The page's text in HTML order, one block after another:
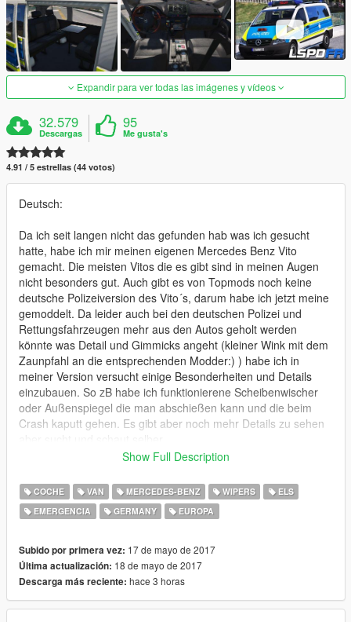
Expandir para ver todas las imágenes y vídeos
32.579
Descargas
95
Me gusta's
4.91 / 5 estrellas (44 votos)
Deutsch:
Da ich seit langen nicht das gefunden hab was ich gesucht
hatte, habe ich mir meinen eigenen Mercedes Benz Vito
gemacht. Die meisten Vitos die es gibt sind in meinen Augen
nicht besonders gut. Auch gibt es von Topmods noch keine
deutsche Polizeiversion des Vito´s, darum habe ich jetzt meine
gemoddelt. Da leider auch bei den deutschen Polizei und
Rettungsfahrzeugen mehr aus den Autos geholt werden
könnte was Detail und Gimmicks angeht (kleiner Wink mit dem
Zaunpfahl an die entsprechenden Modder:) ) habe ich in
meiner Version versucht einige Besonderheiten und Details
einzubauen. So zB habe ich funktionierene Scheibenwischer
oder Außenspiegel die man abschießen kann und die beim
Crash kaputt gehen. Es gibt aber noch mehr Details zu sehen
-----------------
English:
Since I have not found what I've been looking for, I've made my
own Mercedes Benz Vito. Most of the Vitos they can be found
are not very good in my eyes. Also there is not a German
think also the German Police and Rescue Vehicles could be out
Show Full Description
COCHE VAN MERCEDES-BENZ WIPERS
ELS
EMERGENCIA
GERMANY EUROPA
Subido por primera vez: 17 de mayo de 2017
Última actualización: 18 de mayo de 2017
Descarga más reciente: hace 3 horas